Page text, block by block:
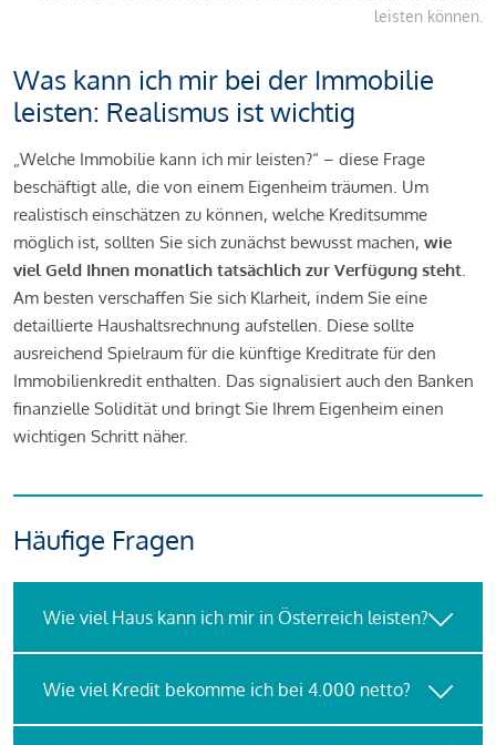
leisten können.
Was kann ich mir bei der Immobilie
leisten: Realismus ist wichtig
„Welche Immobilie kann ich mir leisten?“ – diese Frage
beschäftigt alle, die von einem Eigenheim träumen. Um
realistisch einschätzen zu können, welche Kreditsumme
möglich ist, sollten Sie sich zunächst bewusst machen, wie
viel Geld Ihnen monatlich tatsächlich zur Verfügung steht.
Am besten verschaffen Sie sich Klarheit, indem Sie eine
detaillierte Haushaltsrechnung aufstellen. Diese sollte
ausreichend Spielraum für die künftige Kreditrate für den
Immobilienkredit enthalten. Das signalisiert auch den Banken
finanzielle Solidität und bringt Sie Ihrem Eigenheim einen
wichtigen Schritt näher.
Häufige Fragen
Wie viel Haus kann ich mir in Österreich leisten?
Wie viel Kredit bekomme ich bei 4.000 netto?